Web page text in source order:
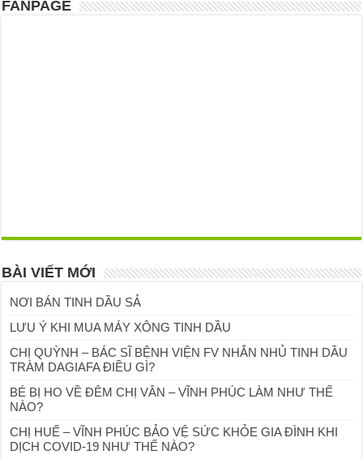
FANPAGE
BÀI VIẾT MỚI
NƠI BÁN TINH DẦU SẢ
LƯU Ý KHI MUA MÁY XÔNG TINH DẦU
CHỊ QUỲNH – BÁC SĨ BỆNH VIỆN FV NHẮN NHỦ TINH DẦU
TRÀM DAGIAFA ĐIỀU GÌ?
BÉ BỊ HO VỀ ĐÊM CHỊ VÂN – VĨNH PHÚC LÀM NHƯ THẾ
NÀO?
CHỊ HUẾ – VĨNH PHÚC BẢO VỆ SỨC KHỎE GIA ĐÌNH KHI
DỊCH COVID-19 NHƯ THẾ NÀO?